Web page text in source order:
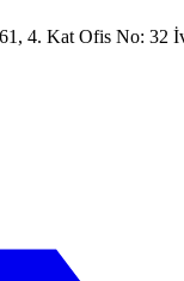
4. Kat Ofis No: